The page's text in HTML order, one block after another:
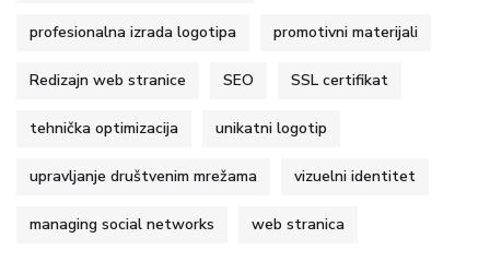
profesionalna izrada logotipa promotivni materijali
Redizajn web stranice SEO SSL certifikat
tehnička optimizacija unikatni logotip
upravljanje društvenim mrežama vizuelni identitet
managing social networks web stranica